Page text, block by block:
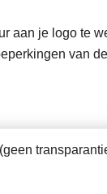
aan je logo te
van